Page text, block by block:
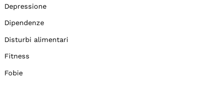
Depressione
Dipendenze
Disturbi alimentari
Fitness
Fobie